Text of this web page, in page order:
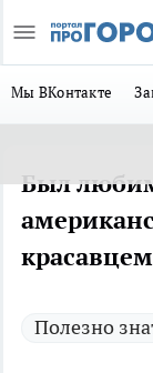
Мы ВКонтакте
Был
Полезно